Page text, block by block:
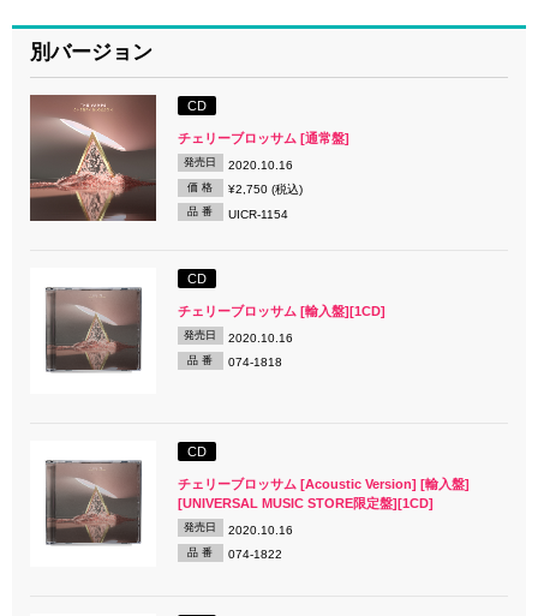
別バージョン
CD
チェリーブロッサム [通常盤]
発売日 2020.10.16
価 格 ¥2,750 (税込)
品 番 UICR-1154
CD
チェリーブロッサム [輸入盤][1CD]
発売日 2020.10.16
品 番 074-1818
CD
チェリーブロッサム [Acoustic Version] [輸入盤]
[UNIVERSAL MUSIC STORE限定盤][1CD]
発売日 2020.10.16
品 番 074-1822